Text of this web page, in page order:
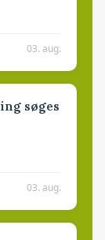
03. aug.
søges
03. aug.